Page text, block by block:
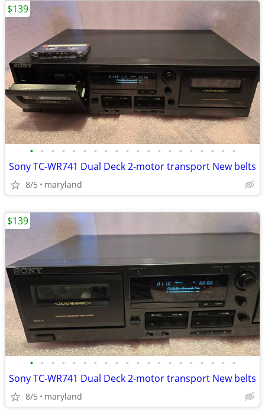
• • • • • • • • • • • • • • • • • • • •
Sony TC-WR741 Dual Deck 2-motor transport New belts
8/5 maryland
$139
• • • • • • • • • • • • • • • • • • • •
Sony TC-WR741 Dual Deck 2-motor transport New belts
8/5 maryland
$139